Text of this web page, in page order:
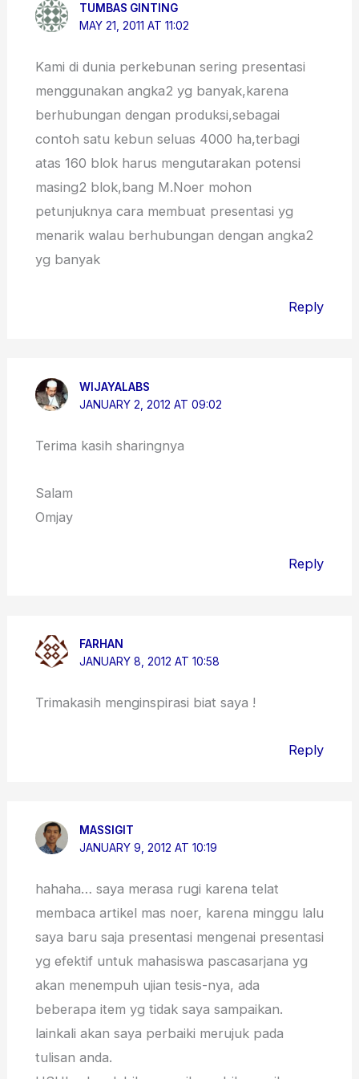
TUMBAS GINTING
MAY 21, 2011 AT 11:02
Kami di dunia perkebunan sering presentasi
menggunakan angka2 yg banyak,karena
berhubungan dengan produksi,sebagai
contoh satu kebun seluas 4000 ha,terbagi
atas 160 blok harus mengutarakan potensi
masing2 blok,bang M.Noer mohon
petunjuknya cara membuat presentasi yg
menarik walau berhubungan dengan angka2
yg banyak
Reply
WIJAYALABS
JANUARY 2, 2012 AT 09:02
Terima kasih sharingnya
Salam
Omjay
Reply
FARHAN
JANUARY 8, 2012 AT 10:58
Trimakasih menginspirasi biat saya !
Reply
MASSIGIT
JANUARY 9, 2012 AT 10:19
hahaha… saya merasa rugi karena telat
membaca artikel mas noer, karena minggu lalu
saya baru saja presentasi mengenai presentasi
yg efektif untuk mahasiswa pascasarjana yg
akan menempuh ujian tesis-nya, ada
beberapa item yg tidak saya sampaikan.
lainkali akan saya perbaiki merujuk pada
tulisan anda.